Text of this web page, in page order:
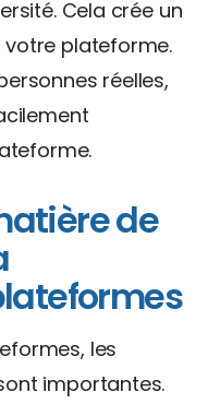
Cela crée un
plateforme.
réelles,
de
les
importantes.